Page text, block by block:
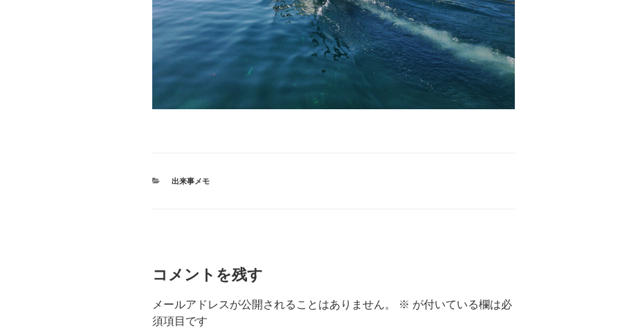
カ
出来事メモ
コメントを残す
メールアドレスが公開されることはありません。 ※ が付いている欄は必
須項目です